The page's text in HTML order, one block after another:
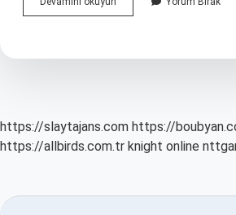
Hangi
https://slaytajans.com https://
https://allbirds.com.tr knight online